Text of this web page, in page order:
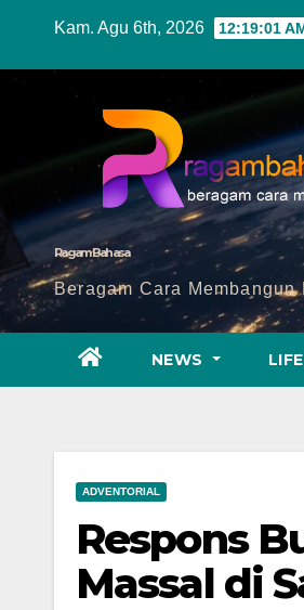
Kam. Agu 6th, 2026 12:19:03
Ragam Bahasa
Beragam Cara Membangun
NEWS
ADVENTORIAL
Respons
Massal di